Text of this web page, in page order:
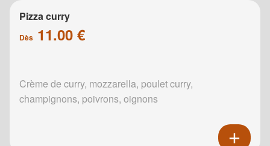
Pizza curry
Dès 11.00 €
Crème de curry, mozzarella, poulet curry,
champignons, poivrons, oignons